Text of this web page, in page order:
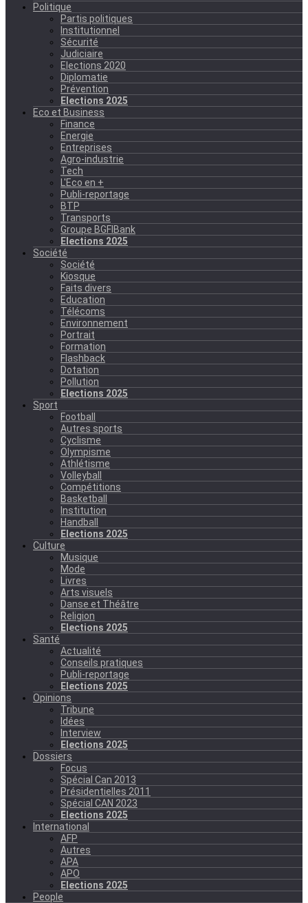
Politique
Partis politiques
Institutionnel
Sécurité
Judiciaire
Elections 2020
Diplomatie
Prévention
Elections 2025
Eco et Business
Finance
Energie
Entreprises
Agro-industrie
Tech
L'Eco en +
Publi-reportage
BTP
Transports
Groupe BGFIBank
Elections 2025
Société
Société
Kiosque
Faits divers
Education
Télécoms
Environnement
Portrait
Formation
Flashback
Dotation
Pollution
Elections 2025
Sport
Football
Autres sports
Cyclisme
Olympisme
Athlétisme
Volleyball
Compétitions
Basketball
Institution
Handball
Elections 2025
Culture
Musique
Mode
Livres
Arts visuels
Danse et Théâtre
Religion
Elections 2025
Santé
Actualité
Conseils pratiques
Publi-reportage
Elections 2025
Opinions
Tribune
Idées
Interview
Elections 2025
Dossiers
Focus
Spécial Can 2013
Présidentielles 2011
Spécial CAN 2023
Elections 2025
International
AFP
Autres
APA
APO
Elections 2025
People